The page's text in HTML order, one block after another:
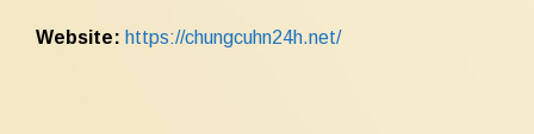
Website: https://chungcuhn24h.net/